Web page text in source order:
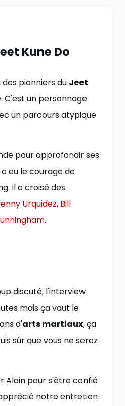
Kune Do
des pionniers du Jeet
C'est un personnage
un parcours atypique
pour approfondir ses
eu le courage de
Il a croisé des
Urquidez, Bill
.
discuté, l'interview
mais ça vaut le
d'arts martiaux, ça
sûr que vous ne serez
Alain pour s'être confié
notre entretien